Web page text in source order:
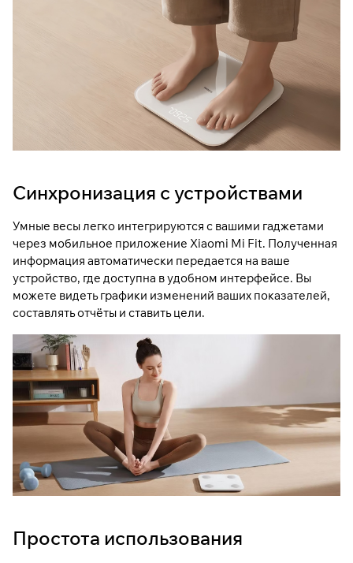
Синхронизация с устройствами
Умные весы легко интегрируются с вашими гаджетами
через мобильное приложение Xiaomi Mi Fit. Полученная
информация автоматически передается на ваше
устройство, где доступна в удобном интерфейсе. Вы
можете видеть графики изменений ваших показателей,
составлять отчёты и ставить цели.
Простота использования